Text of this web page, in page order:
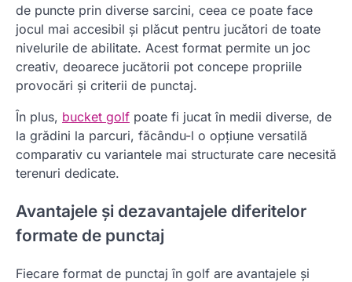
de puncte prin diverse sarcini, ceea ce poate face
jocul mai accesibil și plăcut pentru jucători de toate
nivelurile de abilitate. Acest format permite un joc
creativ, deoarece jucătorii pot concepe propriile
provocări și criterii de punctaj.
În plus, bucket golf poate fi jucat în medii diverse, de
la grădini la parcuri, făcându-l o opțiune versatilă
comparativ cu variantele mai structurate care necesită
terenuri dedicate.
Avantajele și dezavantajele diferitelor
formate de punctaj
Fiecare format de punctaj în golf are avantajele și